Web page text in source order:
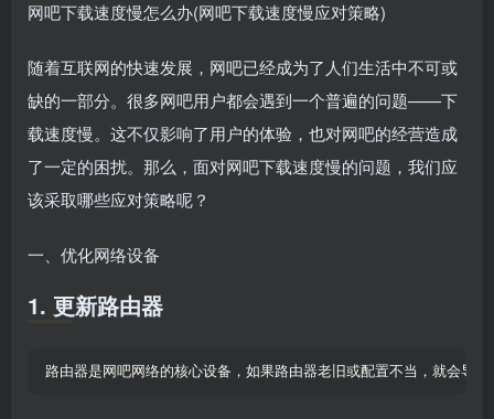
网吧下载速度慢怎么办(网吧下载速度慢应对策略)
随着互联网的快速发展，网吧已经成为了人们生活中不可或
缺的一部分。很多网吧用户都会遇到一个普遍的问题——下
载速度慢。这不仅影响了用户的体验，也对网吧的经营造成
了一定的困扰。那么，面对网吧下载速度慢的问题，我们应
该采取哪些应对策略呢？
一、优化网络设备
1. 更新路由器
路由器是网吧网络的核心设备，如果路由器老旧或配置不当，就会导